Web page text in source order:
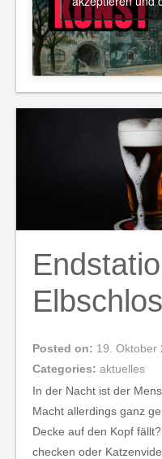
Posted on: 19. Oktober
Categories: aktuelles
In der Nacht ist der
Macht allerdings ganz
Decke auf den Kopf
checken oder